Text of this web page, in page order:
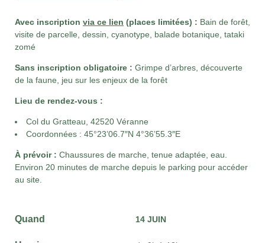
Avec inscription via ce lien (places limitées) : Bain de forêt,
visite de parcelle, dessin, cyanotype, balade botanique, tataki
zomé
Sans inscription obligatoire : Grimpe d’arbres, découverte
de la faune, jeu sur les enjeux de la forêt
Lieu de rendez-vous :
Col du Gratteau, 42520 Véranne
Coordonnées : 45°23’06.7″N 4°36’55.3″E
À prévoir : Chaussures de marche, tenue adaptée, eau.
Environ 20 minutes de marche depuis le parking pour accéder
au site.
Quand 14 JUIN